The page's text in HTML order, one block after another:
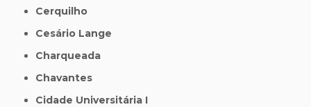
Cerquilho
Cesário Lange
Charqueada
Chavantes
Cidade Universitária I